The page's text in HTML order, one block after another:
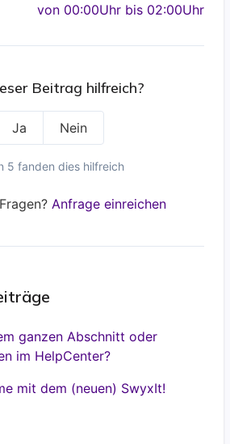
von 00:00Uhr bis 02:00Uhr
Beitrag hilfreich?
Ja Nein
5 fanden dies hilfreich
Anfrage einreichen
ganzen Abschnitt oder
im HelpCenter?
mit dem (neuen) SwyxIt!